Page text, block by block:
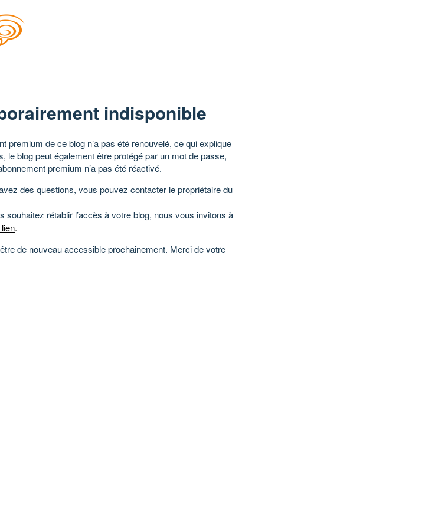
indisponible
premium de ce blog n’a pas été renouvelé, ce qui explique
le blog peut également être protégé par un mot de passe,
premium n’a pas été réactivé.
des questions, vous pouvez contacter le propriétaire du
souhaitez rétablir l’accès à votre blog, nous vous invitons à
.
de nouveau accessible prochainement. Merci de votre